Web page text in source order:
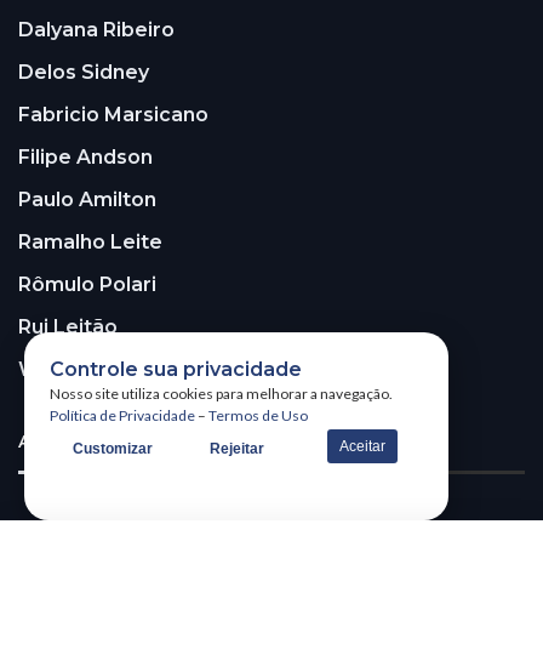
Dalyana Ribeiro
Delos Sidney
Fabricio Marsicano
Filipe Andson
Paulo Amilton
Ramalho Leite
Rômulo Polari
Rui Leitão
Walter Santos
ASSINE A NOSSA NEWSLETTER!
Controle sua privacidade
Nosso site utiliza cookies para melhorar a navegação.
Política de Privacidade – Termos de Uso
Customizar Rejeitar Aceitar